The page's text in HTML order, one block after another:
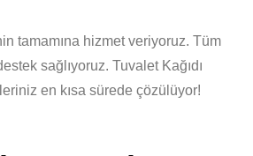
tamamına hizmet veriyoruz. Tüm
sağlıyoruz. Tuvalet Kağıdı
en kısa sürede çözülüyor!